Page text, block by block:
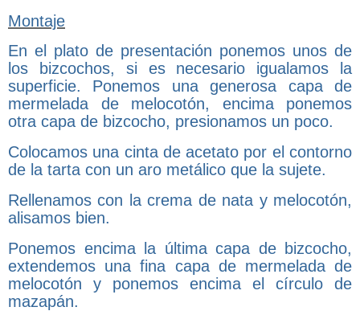
Montaje
En el plato de presentación ponemos unos de
los bizcochos, si es necesario igualamos la
superficie. Ponemos una generosa capa de
mermelada de melocotón, encima ponemos
otra capa de bizcocho, presionamos un poco.
Colocamos una cinta de acetato por el contorno
de la tarta con un aro metálico que la sujete.
Rellenamos con la crema de nata y melocotón,
alisamos bien.
Ponemos encima la última capa de bizcocho,
extendemos una fina capa de mermelada de
melocotón y ponemos encima el círculo de
mazapán.